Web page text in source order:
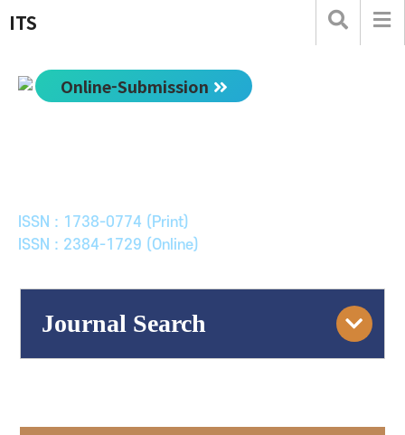
ITS
Online-Submission
ISSN : 1738-0774 (Print)
ISSN : 2384-1729 (Online)
Journal Search